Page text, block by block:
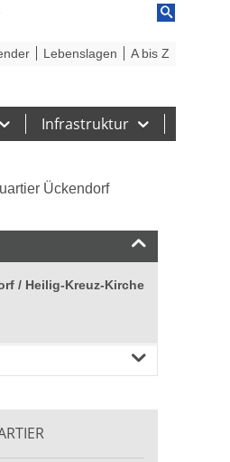
Infrastruktur
Lebenslagen A bis Z
/ Heilig-Kreuz-Kirche